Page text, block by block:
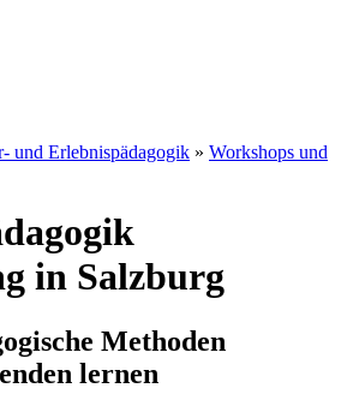
und Erlebnispädagogik » Workshops und
in Salzburg
Methoden
lernen